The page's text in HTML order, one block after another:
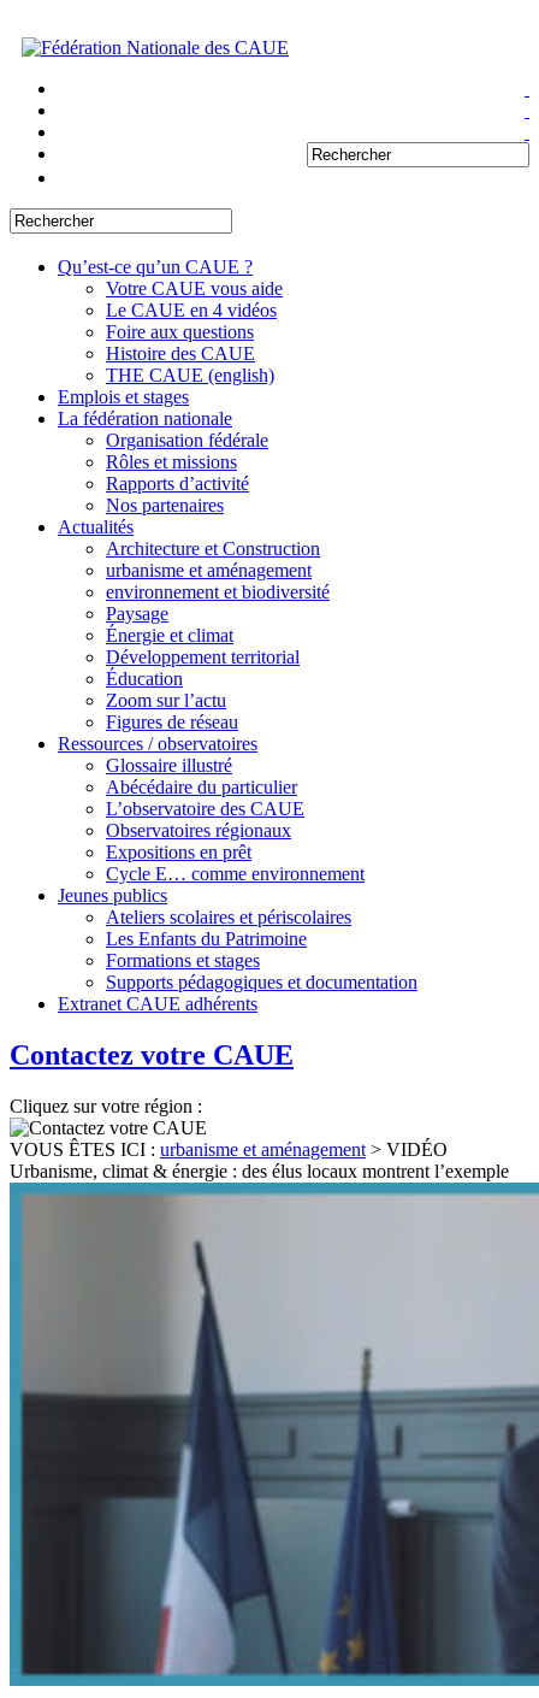
Qu’est-ce qu’un CAUE ?
Votre CAUE vous aide
Le CAUE en 4 vidéos
Foire aux questions
Histoire des CAUE
THE CAUE (english)
Emplois et stages
La fédération nationale
Organisation fédérale
Rôles et missions
Rapports d’activité
Nos partenaires
Actualités
Architecture et Construction
urbanisme et aménagement
environnement et biodiversité
Paysage
Énergie et climat
Développement territorial
Éducation
Zoom sur l’actu
Figures de réseau
Ressources / observatoires
Glossaire illustré
Abécédaire du particulier
L’observatoire des CAUE
Observatoires régionaux
Expositions en prêt
Cycle E… comme environnement
Jeunes publics
Ateliers scolaires et périscolaires
Les Enfants du Patrimoine
Formations et stages
Supports pédagogiques et documentation
Extranet CAUE adhérents
Contactez votre CAUE
Cliquez sur votre région :
VOUS ÊTES ICI : urbanisme et aménagement > VIDÉO
Urbanisme, climat & énergie : des élus locaux montrent l’exemple